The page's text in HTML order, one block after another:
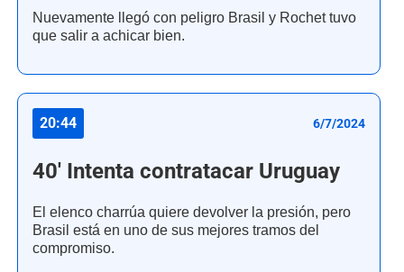
Nuevamente llegó con peligro Brasil y Rochet tuvo
que salir a achicar bien.
20:44 6/7/2024
40' Intenta contratacar Uruguay
El elenco charrúa quiere devolver la presión, pero
Brasil está en uno de sus mejores tramos del
compromiso.